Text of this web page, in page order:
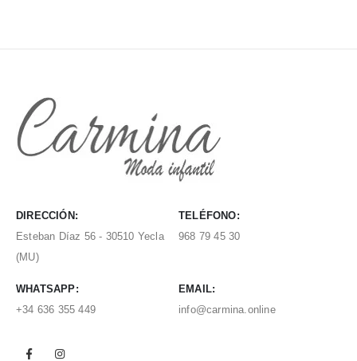
DIRECCIÓN:
Esteban Díaz 56 - 30510 Yecla
(MU)
TELÉFONO:
968 79 45 30
WHATSAPP:
+34 636 355 449
EMAIL:
info@carmina.online